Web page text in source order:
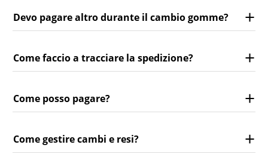
Devo pagare altro durante il cambio gomme?
Come faccio a tracciare la spedizione?
Come posso pagare?
Come gestire cambi e resi?